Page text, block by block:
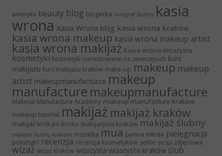
ameryka beauty blog blogerka fotograf ślubny kasia
wrona Kasia Wrona blog kasia wrona kraków
kasia wrona makeup kasia wrona makeup artist
kasia wrona makijaż kasia wrona wizażysta
kosmetyki kosmetyki nietestowane na zwierzętach kurs
makijażu kurs makijażu kraków make-up makeup makeup
artist makeupmanufactucre makeup
manufacture makeupmanufacture
Makeup Manufacture Academy makeup manufacture kraków
makeup tutorial makijaż makijaż kraków
makijaż krok po kroku makijażysta kraków makijaż ślubny
makijaż ślubny kraków modelka mua panna młoda pielęgnacja
polishgirl recenzja recenzja kosmetyków selfie sesja zdjęciowa
wizaż wizaż kraków wizażysta wizażysta kraków ślub